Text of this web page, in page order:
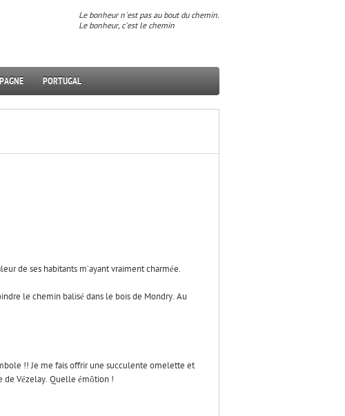
Le bonheur n'est pas au bout du chemin.
Le bonheur, c'est le chemin
PORTUGAL
de ses habitants m’ayant vraiment charmée.
le chemin balisé dans le bois de Mondry. Au
!! Je me fais offrir une succulente omelette et
de Vézelay. Quelle émôtion !